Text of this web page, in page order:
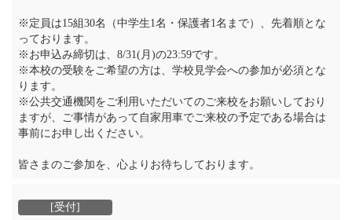
※定員は15組30名（中学生1名・保護者1名まで）、先着順とな
っております。
※お申込み締切は、8/31(月)の23:59です。
※本校の受験をご希望の方は、学校見学会への参加が必須とな
ります。
※公共交通機関をご利用いただいてのご来校をお願いしており
ますが、ご事情があって自家用車でご来校の予定である場合は
事前にお申し出ください。
皆さまのご参加を、心よりお待ちしております。